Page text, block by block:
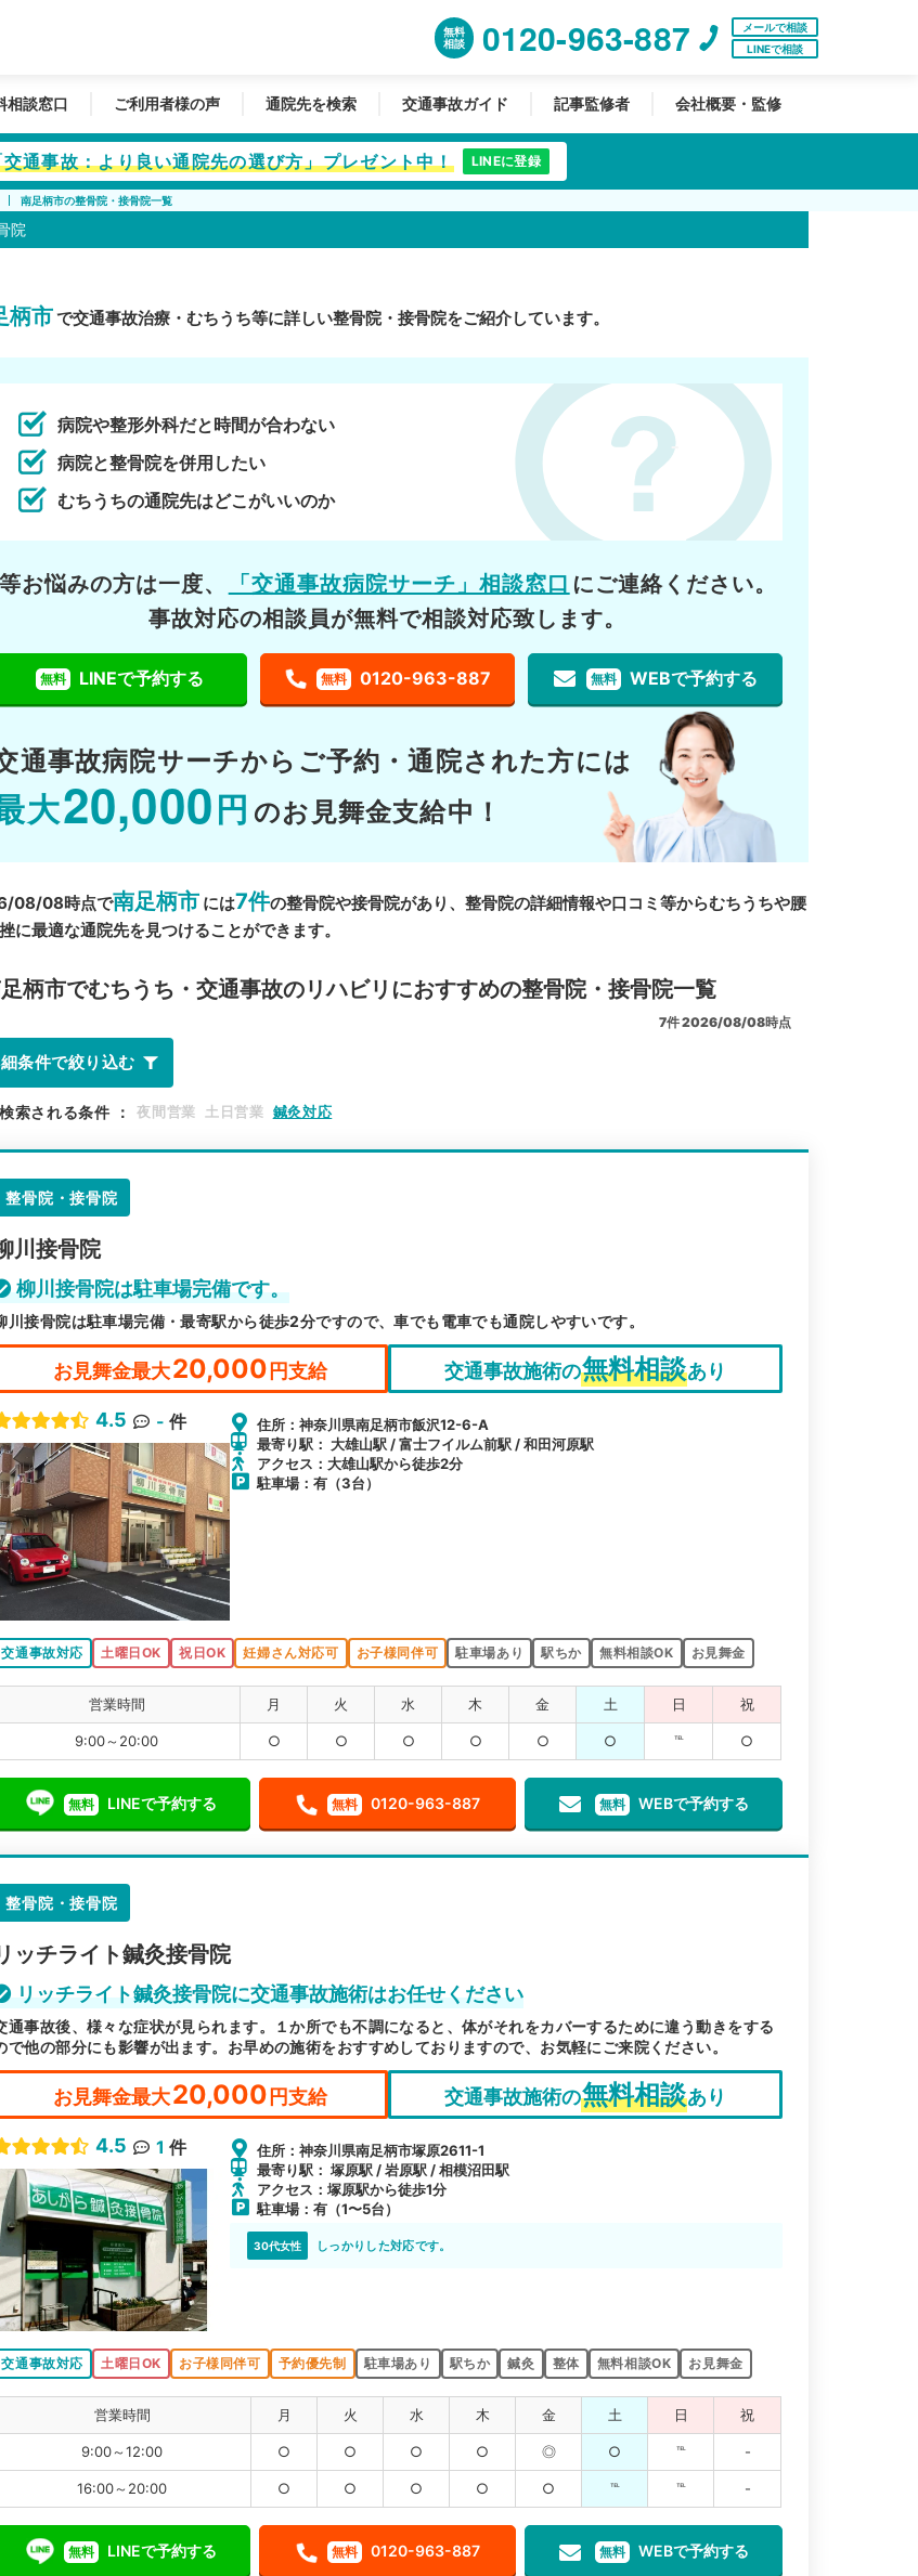
無料
相談
0120-963-887
メールで相談
LINEで相談
相談窓口 ご利用者様の声 通院先を検索 交通事故ガイド 記事監修者 会社概要・監修
通事故：より良い通院先の選び方」プレゼント中！ LINEに登録
南足柄市の整骨院・接骨院一覧
院
柄市で交通事故治療・むちうち等に詳しい整骨院・接骨院をご紹介しています。
病院や整形外科だと時間が合わない
病院と整骨院を併用したい
むちうちの通院先はどこがいいのか
等お悩みの方は一度、 「交通事故病院サーチ」相談窓口 にご連絡ください。
事故対応の相談員が無料で相談対応致します。
無料 LINEで予約する 無料 0120-963-887 無料 WEBで予約する
通事故病院サーチから ご予約・通院された方には
大20,000 円 のお見舞金支給中！
08/08時点で南足柄市 には7件の整骨院や接骨院があり、整骨院の詳細情報や口コミ等からむちうちや腰
に最適な通院先を見つけることができます。
柄市でむちうち・交通事故のリハビリにおすすめの整骨院・接骨院一覧
7件2026/08/08時点
条件で絞り込む
索される条件 ： 夜間営業 土日営業 鍼灸対応
整骨院・接骨院
川接骨院
柳川接骨院は駐車場完備です。
川接骨院は駐車場完備・最寄駅から徒歩2分ですので、車でも電車でも通院しやすいです。
お見舞金最大20,000円支給 交通事故施術の無料相談あり
4.5 - 件
住所：神奈川県南足柄市飯沢12-6-A
最寄り駅： 大雄山駅 / 富士フイルム前駅 / 和田河原駅
アクセス：大雄山駅から徒歩2分
駐車場：有（3台）
交通事故対応 土曜日OK 祝日OK 妊婦さん対応可 お子様同伴可 駐車場あり 駅ちか 無料相談OK お見舞金
営業時間 月 火 水 木 金 土 日 祝
9:00～20:00 ○ ○ ○ ○ ○ ○ ℡ ○
無料 LINEで予約する 無料 0120-963-887 無料 WEBで予約する
整骨院・接骨院
ッチライト鍼灸接骨院
リッチライト鍼灸接骨院に交通事故施術はお任せください
通事故後、様々な症状が見られます。１か所でも不調になると、体がそれをカバーするために違う動きをする
で他の部分にも影響が出ます。お早めの施術をおすすめしておりますので、お気軽にご来院ください。
お見舞金最大20,000円支給 交通事故施術の無料相談あり
4.5 1 件
住所：神奈川県南足柄市塚原2611-1
最寄り駅： 塚原駅 / 岩原駅 / 相模沼田駅
アクセス：塚原駅から徒歩1分
駐車場：有（1〜5台）
30代女性 しっかりした対応です。
交通事故対応 土曜日OK お子様同伴可 予約優先制 駐車場あり 駅ちか 鍼灸 整体 無料相談OK お見舞金
営業時間 月 火 水 木 金 土 日 祝
9:00～12:00 ○ ○ ○ ○ ◎ ○ ℡ -
16:00～20:00 ○ ○ ○ ○ ○ ℡ ℡ -
無料 LINEで予約する 無料 0120-963-887 無料 WEBで予約する